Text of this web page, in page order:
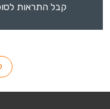
קבל התראות